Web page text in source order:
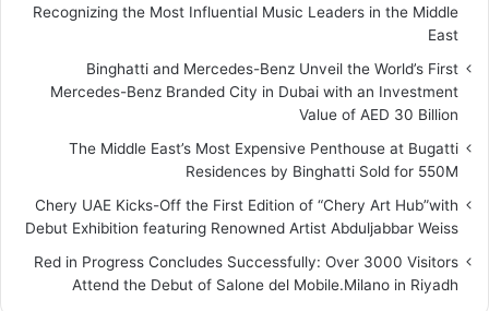
Recognizing the Most Influential Music Leaders in the Middle
East
Binghatti and Mercedes-Benz Unveil the World’s First
Mercedes-Benz Branded City in Dubai with an Investment
Value of AED 30 Billion
The Middle East’s Most Expensive Penthouse at Bugatti
Residences by Binghatti Sold for 550M
Chery UAE Kicks-Off the First Edition of “Chery Art Hub”with
Debut Exhibition featuring Renowned Artist Abduljabbar Weiss
Red in Progress Concludes Successfully: Over 3000 Visitors
Attend the Debut of Salone del Mobile.Milano in Riyadh